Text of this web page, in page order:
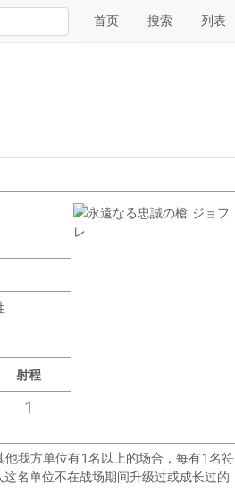
首页 搜索 列表
射程
1
我方单位有1名以上的场合，每有1名符
名单位不在战场期间升级过或成长过的